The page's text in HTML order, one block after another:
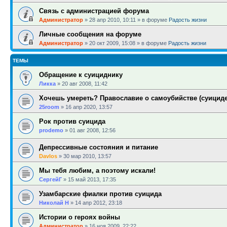
Связь с администрацией форума
Администратор » 28 апр 2010, 10:11 » в форуме Радость жизни
Личные сообщения на форуме
Администратор » 20 окт 2009, 15:08 » в форуме Радость жизни
ТЕМЫ
Обращение к суициднику
Ликка » 20 авг 2008, 11:42
Хочешь умереть? Православие о самоубийстве
25room » 16 апр 2020, 13:57
Рок против суицида
prodemo » 01 авг 2008, 12:56
Депрессивные состояния и питание
Davlos » 30 мар 2010, 13:57
Мы тебя любим, а поэтому искали!
СергейГ » 15 май 2013, 17:35
Узамбарские фиалки против суицида
Николай Н » 14 апр 2012, 23:18
Истории о героях войны